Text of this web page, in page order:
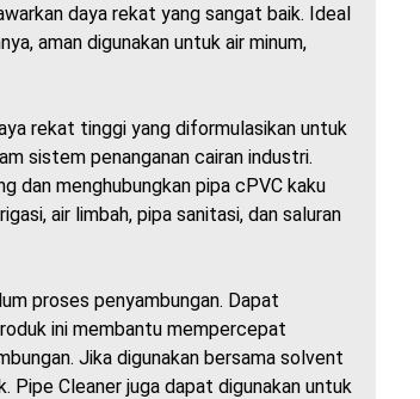
daya rekat yang sangat baik. Ideal
aman digunakan untuk air minum,
rekat tinggi yang diformulasikan untuk
sistem penanganan cairan industri.
dan menghubungkan pipa cPVC kaku
air limbah, pipa sanitasi, dan saluran
proses penyambungan. Dapat
ini membantu mempercepat
Jika digunakan bersama solvent
Pipe Cleaner juga dapat digunakan untuk